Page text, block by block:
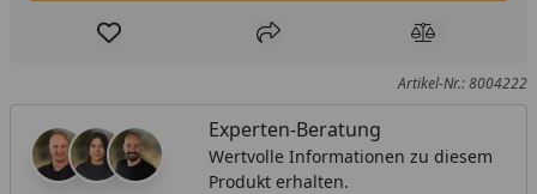
Produkt zur Wunschliste hinzufügen
Teilen Produkt
Artikel-Nr.: 8004222
Experten-Beratung
Wertvolle Informationen zu diesem
Produkt erhalten.